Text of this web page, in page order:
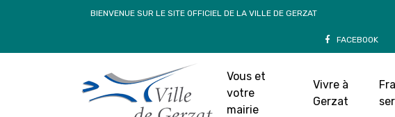
BIENVENUE SUR LE SITE OFFICIEL DE LA VILLE DE GERZAT
FACEBOOK
Vous et
votre
mairie
Vivre à
Gerzat